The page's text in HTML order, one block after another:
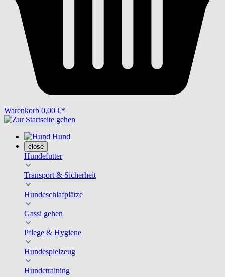
Warenkorb 0,00 €*
Hund
close
Hundefutter
Transport & Sicherheit
Hundeschlafplätze
Gassi gehen
Pflege & Hygiene
Hundespielzeug
Hundetraining